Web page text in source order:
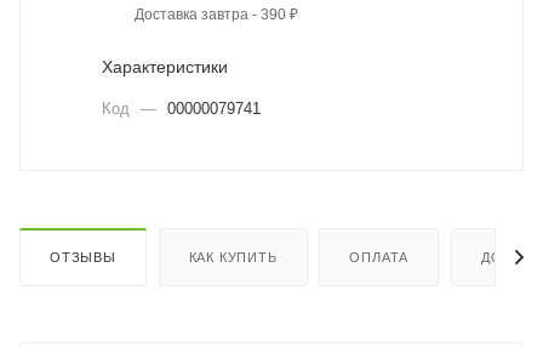
Доставка завтра - 390 ₽
Характеристики
Код — 00000079741
ОТЗЫВЫ КАК КУПИТЬ ОПЛАТА